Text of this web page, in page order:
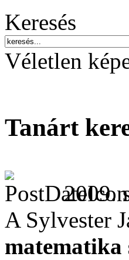
Keresés
Véletlen
Tanárt
2009.
A Sylvester
matematika